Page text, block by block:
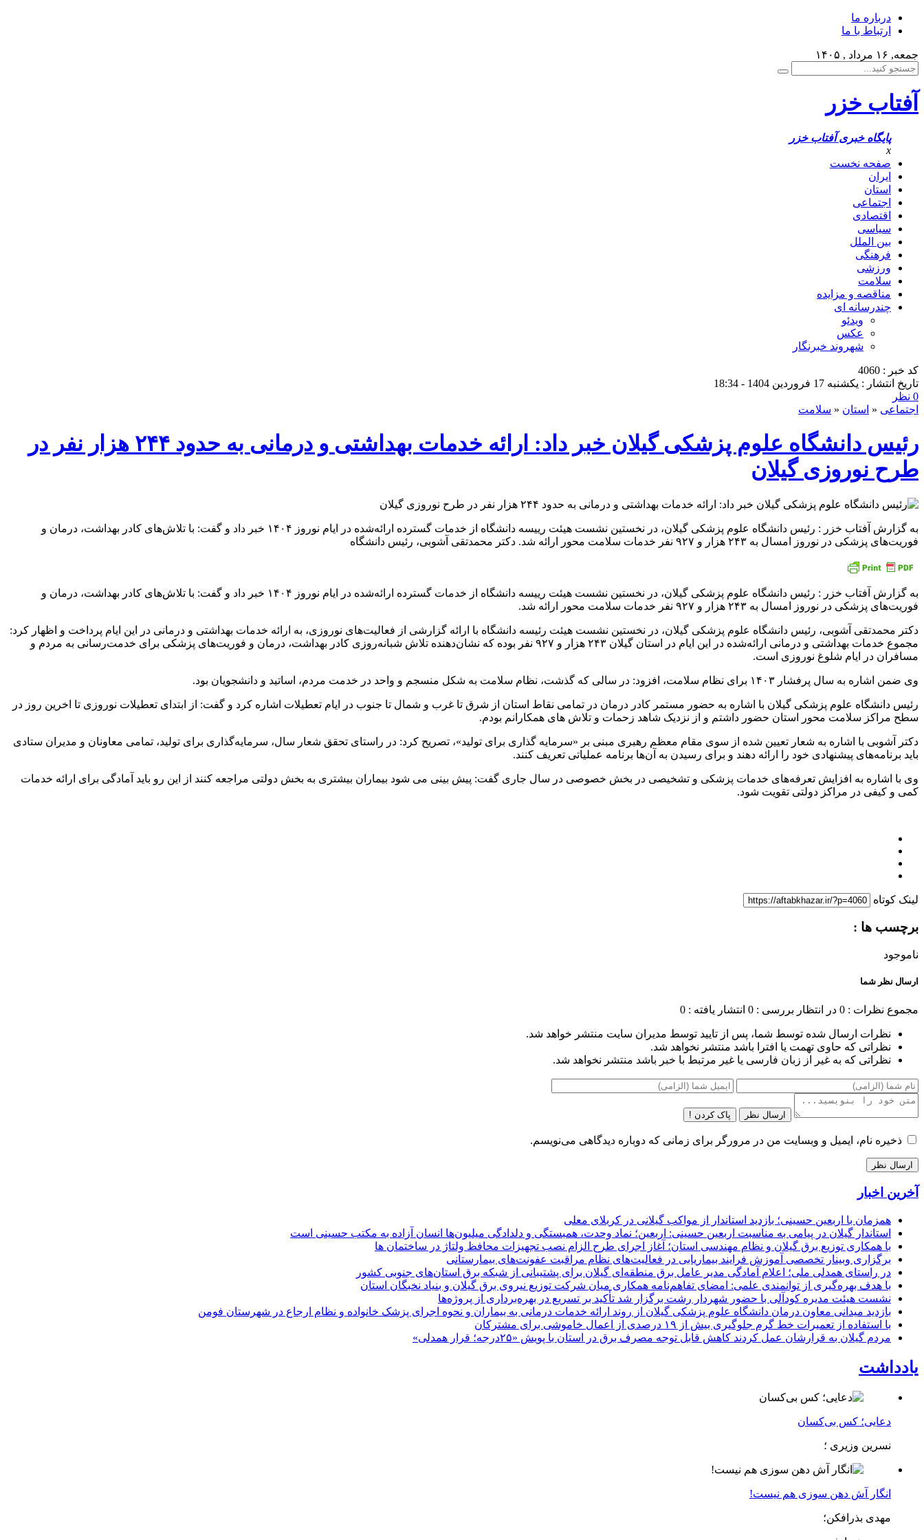
درباره ما
ارتباط با ما
جمعه, ۱۶ مرداد , ۱۴۰۵
آفتاب خزر
پایگاه خبری آفتاب خزر
x
صفحه نخست
ایران
استان
اجتماعی
اقتصادی
سیاسی
بین الملل
فرهنگی
ورزشی
سلامت
مناقصه و مزایده
چندرسانه ای
ویدئو
عکس
شهروند خبرنگار
کد خبر : 4060
تاریخ انتشار : یکشنبه 17 فروردین 1404 - 18:34
0 نظر
اجتماعی « استان « سلامت
رئیس دانشگاه علوم پزشکی گیلان خبر داد: ارائه خدمات بهداشتی و درمانی به حدود ۲۴۴ هزار نفر در
طرح نوروزی گیلان
به گزارش آفتاب خزر : رئیس دانشگاه علوم پزشکی گیلان، در نخستین نشست هیئت رییسه دانشگاه از خدمات گسترده ارائه‌شده در ایام نوروز ۱۴۰۴ خبر داد و گفت: با تلاش‌های کادر بهداشت، درمان و
فوریت‌های پزشکی در نوروز امسال به ۲۴۳ هزار و ۹۲۷ نفر خدمات سلامت محور ارائه شد. دکتر محمدتقی آشوبی، رئیس دانشگاه
به گزارش آفتاب خزر : رئیس دانشگاه علوم پزشکی گیلان، در نخستین نشست هیئت رییسه دانشگاه از خدمات گسترده ارائه‌شده در ایام نوروز ۱۴۰۴ خبر داد و گفت: با تلاش‌های کادر بهداشت، درمان و
فوریت‌های پزشکی در نوروز امسال به ۲۴۳ هزار و ۹۲۷ نفر خدمات سلامت محور ارائه شد.
دکتر محمدتقی آشوبی، رئیس دانشگاه علوم پزشکی گیلان، در نخستین نشست هیئت رئیسه دانشگاه با ارائه گزارشی از فعالیت‌های نوروزی، به ارائه خدمات بهداشتی و درمانی در این ایام پرداخت و اظهار کرد:
مجموع خدمات بهداشتی و درمانی ارائه‌شده در این ایام در استان گیلان ۲۴۳ هزار و ۹۲۷ نفر بوده که نشان‌دهنده تلاش شبانه‌روزی کادر بهداشت، درمان و فوریت‌های پزشکی برای خدمت‌رسانی به مردم و
مسافران در ایام شلوغ نوروزی است.
وی ضمن اشاره به سال پرفشار ۱۴۰۳ برای نظام سلامت، افزود: در سالی که گذشت، نظام سلامت به شکل منسجم و واحد در خدمت مردم، اساتید و دانشجویان بود.
رئیس دانشگاه علوم پزشکی گیلان با اشاره به حضور مستمر کادر درمان در تمامی نقاط استان از شرق تا غرب و شمال تا جنوب در ایام تعطیلات اشاره کرد و گفت: از ابتدای تعطیلات نوروزی تا اخرین روز در
سطح مراکز سلامت محور استان حضور داشتم و از نزدیک شاهد زحمات و تلاش های همکارانم بودم.
دکتر آشوبی با اشاره به شعار تعیین شده از سوی مقام معظم رهبری مبنی بر «سرمایه گذاری برای تولید»، تصریح کرد: در راستای تحقق شعار سال، سرمایه‌گذاری برای تولید، تمامی معاونان و مدیران ستادی
باید برنامه‌های پیشنهادی خود را ارائه دهند و برای رسیدن به آن‌ها برنامه عملیاتی تعریف کنند.
وی با اشاره به افزایش تعرفه‌های خدمات پزشکی و تشخیصی در بخش خصوصی در سال جاری گفت: پیش بینی می شود بیماران بیشتری به بخش دولتی مراجعه کنند از این رو باید آمادگی برای ارائه خدمات
کمی و کیفی در مراکز دولتی تقویت شود.
لینک کوتاه
برچسب ها :
ناموجود
ارسال نظر شما
مجموع نظرات : 0 در انتظار بررسی : 0 انتشار یافته : 0
نظرات ارسال شده توسط شما، پس از تایید توسط مدیران سایت منتشر خواهد شد.
نظراتی که حاوی تهمت یا افترا باشد منتشر نخواهد شد.
نظراتی که به غیر از زبان فارسی یا غیر مرتبط با خبر باشد منتشر نخواهد شد.
ارسال نظر پاک کردن !
ذخیره نام، ایمیل و وبسایت من در مرورگر برای زمانی که دوباره دیدگاهی می‌نویسم.
آخرین اخبار
همزمان با اربعین حسینی؛ بازدید استاندار از مواکب گیلانی در کربلای معلی
استاندار گیلان در پیامی به مناسبت اربعین حسینی: اربعین؛ نماد وحدت، همبستگی و دلدادگی میلیون‌ها انسان آزاده به مکتب حسینی است
با همکاری توزیع برق گیلان و نظام مهندسی استان؛ آغاز اجرای طرح الزام نصب تجهیزات محافظ ولتاژ در ساختمان ها
برگزاری وبینار تخصصی آموزش فرایند بیماریابی در فعالیت‌های نظام مراقبت عفونت‌های بیمارستانی
در راستای همدلی ملی؛ اعلام آمادگی مدیر عامل برق منطقه‌ای گیلان برای پشتیبانی از شبكه برق استان‌های جنوبی كشور
با هدف بهره‌گیری از توانمندی علمی: امضای تفاهم‌نامه همكاری میان شركت توزیع نیروی برق گیلان و بنیاد نخبگان استان
نشست هیئت مدیره کودآلی با حضور شهردار رشت برگزار شد تأکید بر تسریع در بهره‌برداری از پروژه‌ها
بازدید میدانی معاون درمان دانشگاه علوم پزشکی گیلان از روند ارائه خدمات درمانی به بیماران و نحوه اجرای پزشک خانواده و نظام ارجاع در شهرستان فومن
با استفاده از تعمیرات خط گرم جلوگیری بیش از ۱۹ درصدی از اعمال خاموشی برای مشتركان
مردم گیلان به قرارشان عمل کردند كاهش قابل توجه مصرف برق در استان با پویش «۲۵درجه؛ قرار همدلی»
یادداشت
دعایی؛ کس بی‌کسان
نسرین وزیری ؛
انگار آش دهن سوزی هم نیست!
مهدی بذرافکن؛